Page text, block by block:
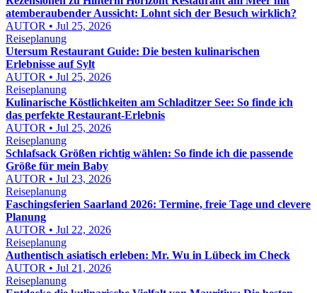
atemberaubender Aussicht: Lohnt sich der Besuch wirklich?
AUTOR • Jul 25, 2026
Reiseplanung
Utersum Restaurant Guide: Die besten kulinarischen
Erlebnisse auf Sylt
AUTOR • Jul 25, 2026
Reiseplanung
Kulinarische Köstlichkeiten am Schladitzer See: So finde ich
das perfekte Restaurant-Erlebnis
AUTOR • Jul 25, 2026
Reiseplanung
Schlafsack Größen richtig wählen: So finde ich die passende
Größe für mein Baby
AUTOR • Jul 23, 2026
Reiseplanung
Faschingsferien Saarland 2026: Termine, freie Tage und clevere
Planung
AUTOR • Jul 22, 2026
Reiseplanung
Authentisch asiatisch erleben: Mr. Wu in Lübeck im Check
AUTOR • Jul 21, 2026
Reiseplanung